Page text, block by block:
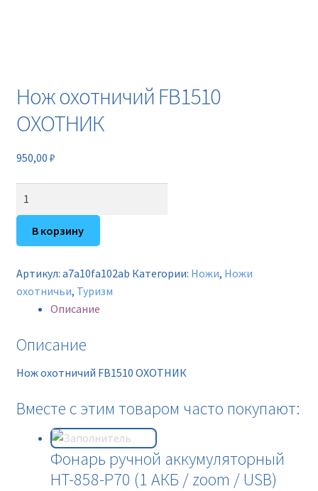
Нож охотничий FB1510
ОХОТНИК
950,00 ₽
Нож
охотничий
ОХОТНИК
В корзину
Артикул: a7a10fa102ab Категории: Ножи, Ножи
охотничьи, Туризм
Описание
Описание
Нож охотничий FB1510 ОХОТНИК
Вместе с этим товаром часто покупают:
Фонарь ручной аккумуляторный
HT-858-P70 (1 АКБ / zoom / USB)